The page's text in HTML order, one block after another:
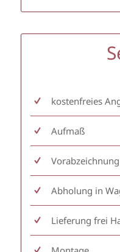
kostenfreies
Aufmaß
Vorabzeichnung
Abholung in
Lieferung frei